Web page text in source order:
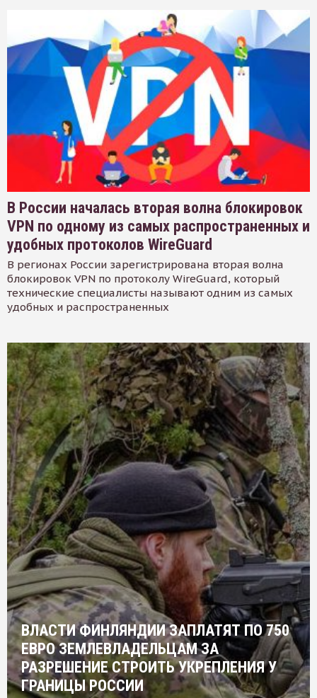
В России началась вторая волна блокировок
VPN по одному из самых распространенных и
удобных протоколов WireGuard
В регионах России зарегистрирована вторая волна
блокировок VPN по протоколу WireGuard, который
технические специалисты называют одним из самых
удобных и распространенных
ВЛАСТИ ФИНЛЯНДИИ ЗАПЛАТЯТ ПО 750
ЕВРО ЗЕМЛЕВЛАДЕЛЬЦАМ ЗА
РАЗРЕШЕНИЕ СТРОИТЬ УКРЕПЛЕНИЯ У
ГРАНИЦЫ РОССИИ